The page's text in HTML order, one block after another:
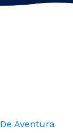
De Aventura